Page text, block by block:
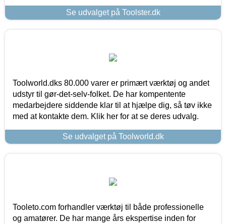
Se udvalget på Toolster.dk
Toolworld.dks 80.000 varer er primært værktøj og andet
udstyr til gør-det-selv-folket. De har kompentente
medarbejdere siddende klar til at hjælpe dig, så tøv ikke
med at kontakte dem. Klik her for at se deres udvalg.
Se udvalget på Toolworld.dk
Tooleto.com forhandler værktøj til både professionelle
og amatører. De har mange års ekspertise inden for